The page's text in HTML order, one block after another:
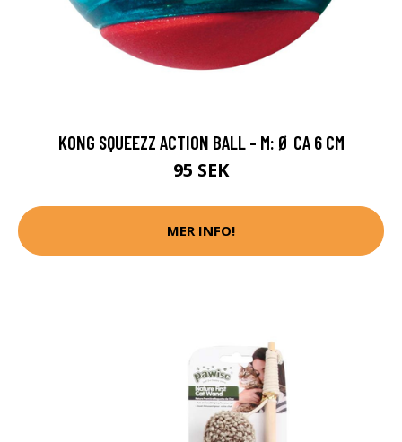
KONG SQUEEZZ ACTION BALL - M: Ø CA 6 CM
95 SEK
MER INFO!